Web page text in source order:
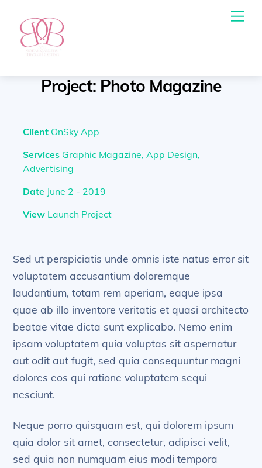
content
Project: Photo Magazine
Client OnSky App
Services Graphic Magazine, App Design,
Advertising
Date June 2 - 2019
View Launch Project
Sed ut perspiciatis unde omnis iste natus error sit
voluptatem accusantium doloremque
laudantium, totam rem aperiam, eaque ipsa
quae ab illo inventore veritatis et quasi architecto
beatae vitae dicta sunt explicabo. Nemo enim
ipsam voluptatem quia voluptas sit aspernatur
aut odit aut fugit, sed quia consequuntur magni
dolores eos qui ratione voluptatem sequi
nesciunt.
Neque porro quisquam est, qui dolorem ipsum
quia dolor sit amet, consectetur, adipisci velit,
sed quia non numquam eius modi tempora